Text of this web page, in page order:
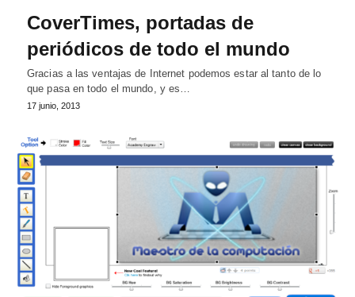
CoverTimes, portadas de
periódicos de todo el mundo
Gracias a las ventajas de Internet podemos estar al tanto de lo
que pasa en todo el mundo, y es…
17 junio, 2013